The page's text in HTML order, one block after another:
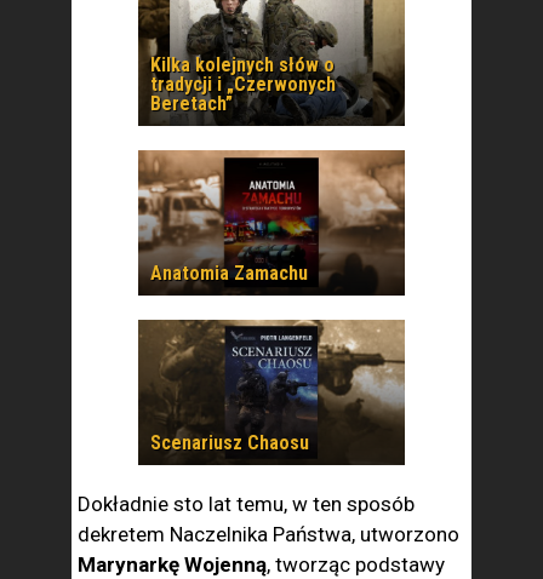
Kilka kolejnych słów o
tradycji i „Czerwonych
Beretach”
Anatomia Zamachu
Scenariusz Chaosu
Dokładnie sto lat temu, w ten sposób
dekretem Naczelnika Państwa, utworzono
Marynarkę Wojenną, tworząc podstawy